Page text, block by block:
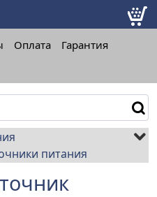
Оплата
Гарантия
питания